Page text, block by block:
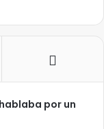
por un